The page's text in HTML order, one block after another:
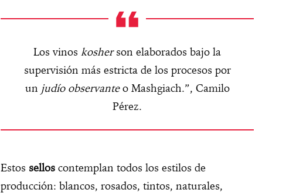
Los vinos kosherson elaborados bajo la
supervisión más estricta de los procesos por
un judío observanteo Mashgiach.”, Camilo
Pérez.
Estos sellos contemplan todos los estilos de
producción: blancos, rosados, tintos, naturales,